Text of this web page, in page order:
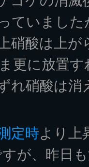
ていまし
硝酸は上
更に放置
れ硝酸は
定時より上
が、昨日